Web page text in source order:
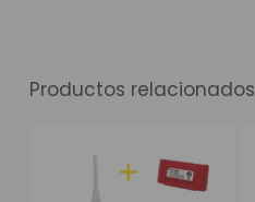
Productos relacionados